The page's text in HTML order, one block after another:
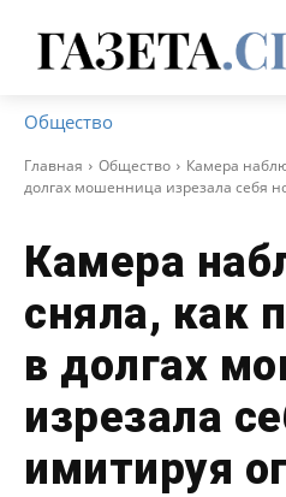
Общество
Главная Общество
Камера
долгах мошенница изрезала себя
Камера
сняла, как
в долгах
изрезала
имитируя